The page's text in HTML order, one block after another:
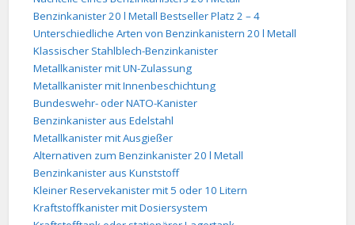
Benzinkanister 20 l Metall Bestseller Platz 2 – 4
Unterschiedliche Arten von Benzinkanistern 20 l Metall
Klassischer Stahlblech-Benzinkanister
Metallkanister mit UN-Zulassung
Metallkanister mit Innenbeschichtung
Bundeswehr- oder NATO-Kanister
Benzinkanister aus Edelstahl
Metallkanister mit Ausgießer
Alternativen zum Benzinkanister 20 l Metall
Benzinkanister aus Kunststoff
Kleiner Reservekanister mit 5 oder 10 Litern
Kraftstoffkanister mit Dosiersystem